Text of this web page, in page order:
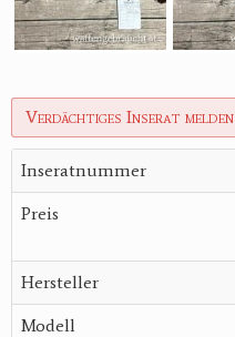
Verdächtiges Inserat melden
Inseratnummer
Preis
Hersteller
Modell